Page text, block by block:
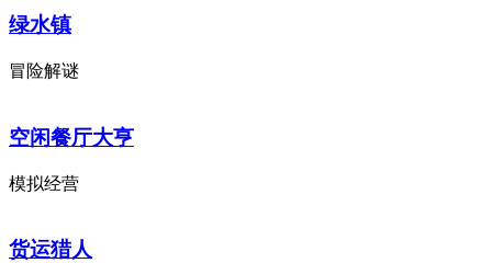
绿水镇
冒险解谜
空闲餐厅大亨
模拟经营
货运猎人